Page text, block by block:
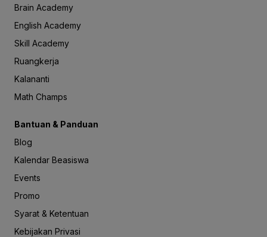
Brain Academy
English Academy
Skill Academy
Ruangkerja
Kalananti
Math Champs
Bantuan & Panduan
Blog
Kalendar Beasiswa
Events
Promo
Syarat & Ketentuan
Kebijakan Privasi